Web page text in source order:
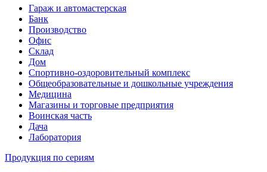
Гараж и автомастерская
Банк
Производство
Офис
Склад
Дом
Спортивно-оздоровительный комплекс
Общеобразовательные и дошкольные учреждения
Медицина
Магазины и торговые предприятия
Воинская часть
Дача
Лаборатория
Продукция по сериям